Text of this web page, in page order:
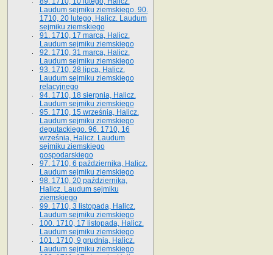
Laudum sejmiku ziemskiego. 90.
1710, 20 lutego, Halicz. Laudum
sejmiku ziemskiego
91. 1710, 17 marca, Halicz.
Laudum sejmiku ziemskiego
92. 1710, 31 marca, Halicz.
Laudum sejmiku ziemskiego
93. 1710, 28 lipca, Halicz.
Laudum sejmiku ziemskiego
relacyjnego
94. 1710, 18 sierpnia, Halicz.
Laudum sejmiku ziemskiego
95. 1710, 15 września, Halicz.
Laudum sejmiku ziemskiego
deputackiego. 96. 1710, 16
września, Halicz. Laudum
sejmiku ziemskiego
gospodarskiego
97. 1710, 6 października, Halicz.
Laudum sejmiku ziemskiego
98. 1710, 20 października,
Halicz. Laudum sejmiku
ziemskiego
99. 1710, 3 listopada, Halicz.
Laudum sejmiku ziemskiego
100. 1710, 17 listopada, Halicz.
Laudum sejmiku ziemskiego
101. 1710, 9 grudnia, Halicz.
Laudum sejmiku ziemskiego